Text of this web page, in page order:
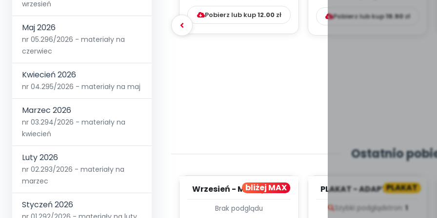
wrzesień
Maj 2026
nr 05.296/2026 - materiały na
czerwiec
Kwiecień 2026
nr 04.295/2026 - materiały na maj
Marzec 2026
nr 03.294/2026 - materiały na
kwiecień
Luty 2026
nr 02.293/2026 - materiały na
marzec
Styczeń 2026
Pobierz lub kup12.00zł Pobierz lub kup19.90zł
Ostatnio
bliżej MAX
Wrzesień - MIESIĘCZNY
WYCHOWAWCZO –
Brak podglądu
PLAKAT
PLAKAT - ADAPTACJA -
Szybki podglądstron: 1